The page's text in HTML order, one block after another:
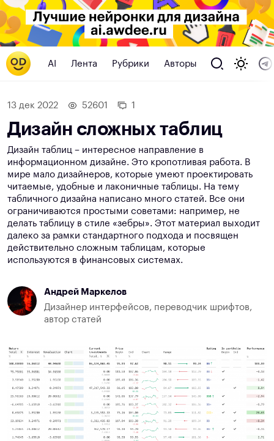
AI Лента Рубрики Авторы
13 дек 2022 52601 1
Дизайн сложных таблиц
Дизайн таблиц – интересное направление в
информационном дизайне. Это кропотливая работа. В
мире мало дизайнеров, которые умеют проектировать
читаемые, удобные и лаконичные таблицы. На тему
табличного дизайна написано много статей. Все они
ограничиваются простыми советами: например, не
делать таблицу в стиле «зебры». Этот материал выходит
далеко за рамки стандартного подхода и посвящен
действительно сложным таблицам, которые
используются в финансовых системах.
Андрей Маркелов
Дизайнер интерфейсов, переводчик шрифтов,
автор статей